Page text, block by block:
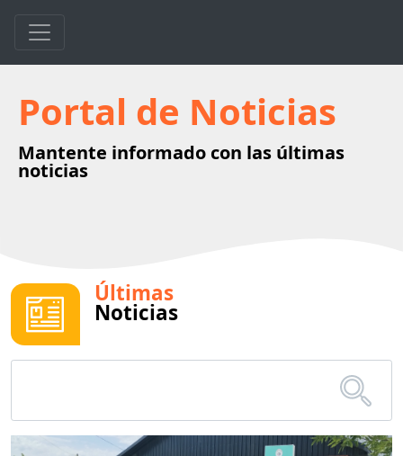
Portal de Noticias
Mantente informado con las últimas
noticias
Últimas
Noticias